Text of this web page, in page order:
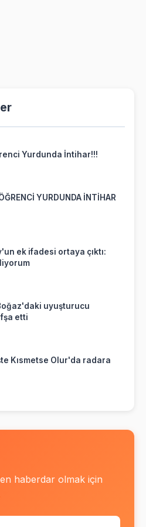
Yurdunda İntihar!!!
YURDUNDA İNTİHAR
ek ifadesi ortaya çıktı:
uyuşturucu
etti
Kısmetse Olur'da radara
haberdar olmak için